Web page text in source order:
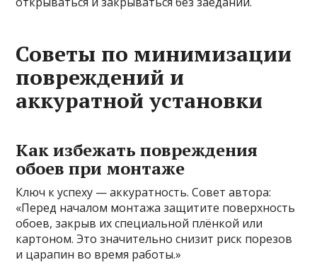
Советы по минимизации
повреждений и
аккуратной установки
Как избежать повреждения
обоев при монтаже
Ключ к успеху — аккуратность. Совет автора:
«Перед началом монтажа защитите поверхность
обоев, закрыв их специальной плёнкой или
картоном. Это значительно снизит риск порезов
и царапин во время работы.»